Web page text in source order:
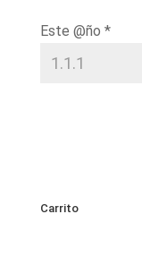
Este @ño *
Carrito